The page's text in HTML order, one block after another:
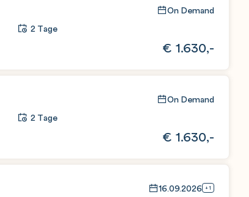
2 Tage
On Demand
€ 1.630,-
2 Tage
On Demand
€ 1.630,-
16.09.2026 +1